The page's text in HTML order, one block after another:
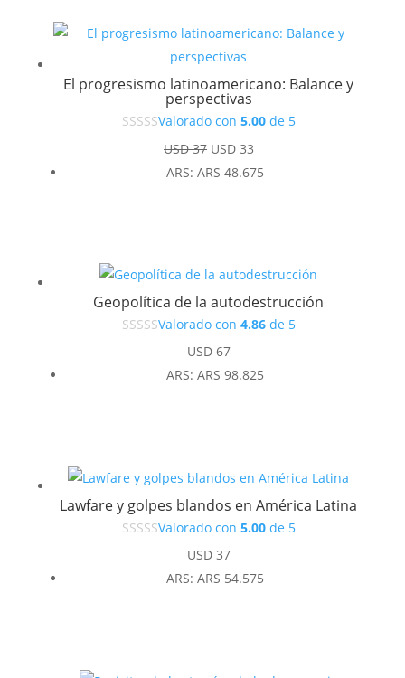
El progresismo latinoamericano: Balance y
perspectivas
Valorado con 5.00de 5
USD37 El
precio
USD33El
precio
ARS: ARS 48.675
Geopolítica de la autodestrucción
Valorado con 4.86de 5
USD67
ARS: ARS 98.825
Lawfare y golpes blandos en América Latina
Valorado con 5.00de 5
USD37
ARS: ARS 54.575